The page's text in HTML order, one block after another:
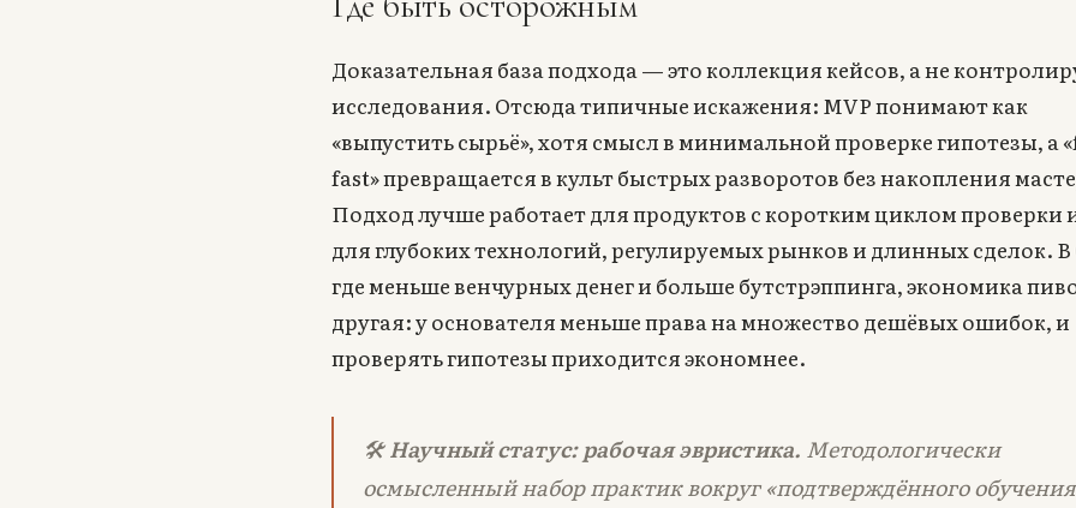
Доказательная база подхода — это коллекция кейсов, а не
исследования. Отсюда типичные искажения: MVP понимают как
«выпустить сырьё», хотя смысл в минимальной проверке гипотезы, а
fast» превращается в культ быстрых разворотов без накопления
Подход лучше работает для продуктов с коротким циклом проверки
для глубоких технологий, регулируемых рынков и длинных сделок.
где меньше венчурных денег и больше бутстрэппинга, экономика
другая: у основателя меньше права на множество дешёвых ошибок, и
проверять гипотезы приходится экономнее.
🛠Научный статус: рабочая эвристика. Методологически
осмысленный набор практик вокруг «подтверждённого